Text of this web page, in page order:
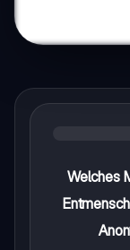
Welches